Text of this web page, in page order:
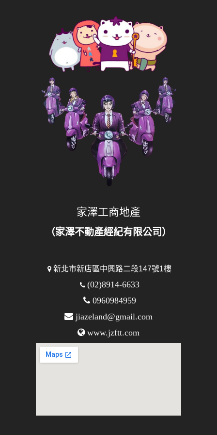
家澤工商地產
（家澤不動產經紀有限公司）
新北市新店區中興路二段147號1樓
(02)8914-6633
0960984959
jiazeland@gmail.com
www.jzftt.com